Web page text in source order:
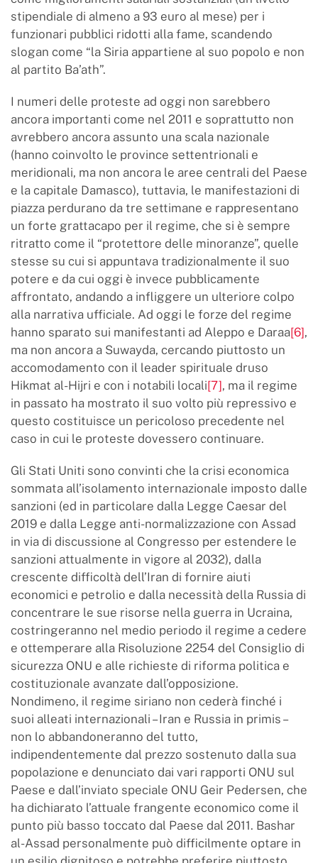
stipendiale di almeno a 93 euro al mese) per i
funzionari pubblici ridotti alla fame, scandendo
slogan come “la Siria appartiene al suo popolo e non
al partito Ba’ath”.
I numeri delle proteste ad oggi non sarebbero
ancora importanti come nel 2011 e soprattutto non
avrebbero ancora assunto una scala nazionale
(hanno coinvolto le province settentrionali e
meridionali, ma non ancora le aree centrali del Paese
e la capitale Damasco), tuttavia, le manifestazioni di
piazza perdurano da tre settimane e rappresentano
un forte grattacapo per il regime, che si è sempre
ritratto come il “protettore delle minoranze”, quelle
stesse su cui si appuntava tradizionalmente il suo
potere e da cui oggi è invece pubblicamente
affrontato, andando a infliggere un ulteriore colpo
alla narrativa ufficiale. Ad oggi le forze del regime
hanno sparato sui manifestanti ad Aleppo e Daraa[6],
ma non ancora a Suwayda, cercando piuttosto un
accomodamento con il leader spirituale druso
Hikmat al-Hijri e con i notabili locali[7], ma il regime
in passato ha mostrato il suo volto più repressivo e
questo costituisce un pericoloso precedente nel
caso in cui le proteste dovessero continuare.
Gli Stati Uniti sono convinti che la crisi economica
sommata all’isolamento internazionale imposto dalle
sanzioni (ed in particolare dalla Legge Caesar del
2019 e dalla Legge anti-normalizzazione con Assad
in via di discussione al Congresso per estendere le
sanzioni attualmente in vigore al 2032), dalla
crescente difficoltà dell’Iran di fornire aiuti
economici e petrolio e dalla necessità della Russia di
concentrare le sue risorse nella guerra in Ucraina,
costringeranno nel medio periodo il regime a cedere
e ottemperare alla Risoluzione 2254 del Consiglio di
sicurezza ONU e alle richieste di riforma politica e
costituzionale avanzate dall’opposizione.
Nondimeno, il regime siriano non cederà finché i
suoi alleati internazionali – Iran e Russia in primis –
non lo abbandoneranno del tutto,
indipendentemente dal prezzo sostenuto dalla sua
popolazione e denunciato dai vari rapporti ONU sul
Paese e dall’inviato speciale ONU Geir Pedersen, che
ha dichiarato l’attuale frangente economico come il
punto più basso toccato dal Paese dal 2011. Bashar
al-Assad personalmente può difficilmente optare in